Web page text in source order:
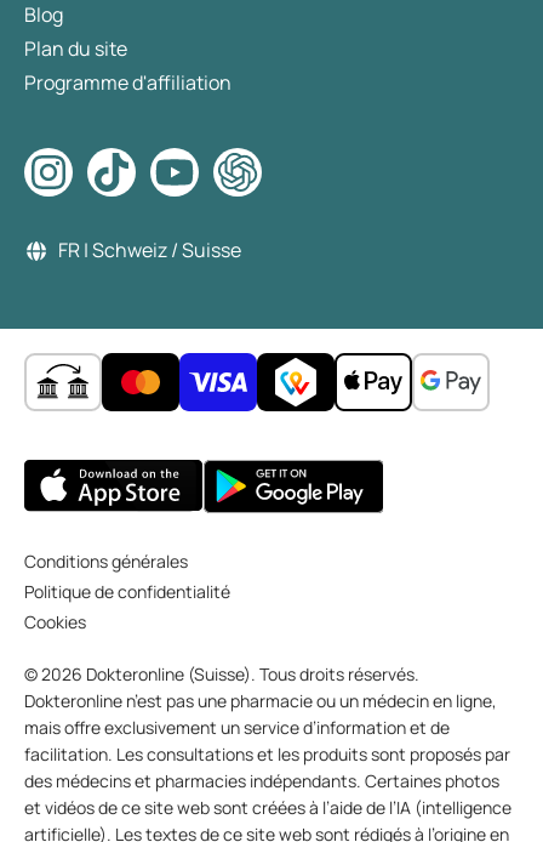
Blog
Plan du site
Programme d'affiliation
FR | Schweiz / Suisse
Conditions générales
Politique de confidentialité
Cookies
© 2026 Dokteronline (Suisse). Tous droits réservés.
Dokteronline n’est pas une pharmacie ou un médecin en ligne,
mais offre exclusivement un service d’information et de
facilitation. Les consultations et les produits sont proposés par
des médecins et pharmacies indépendants. Certaines photos
et vidéos de ce site web sont créées à l’aide de l’IA (intelligence
artificielle). Les textes de ce site web sont rédigés à l’origine en